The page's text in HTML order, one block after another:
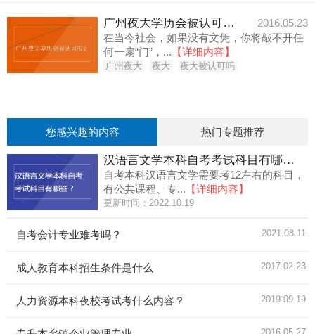
广州夜大学历会被认可吗？
2016.05.23
在当今社会，如果没有文凭，你将敲不开任
何一扇“门”，... 【详细内容】
广州夜大 夜大 夜大被认可吗
您感兴趣的内容 热门专题推荐
汉语言文学本科自考考试科目有哪些？
自考本科汉语言文学需要考12左右的科目，
有公共课程、专... 【详细内容】
更新时间：2022.10.19
自考会计专业难考吗？ 2021.08.11
成人教育本科招生条件是什么 2017.02.23
人力资源本科夜校考试考什么内容？ 2019.09.19